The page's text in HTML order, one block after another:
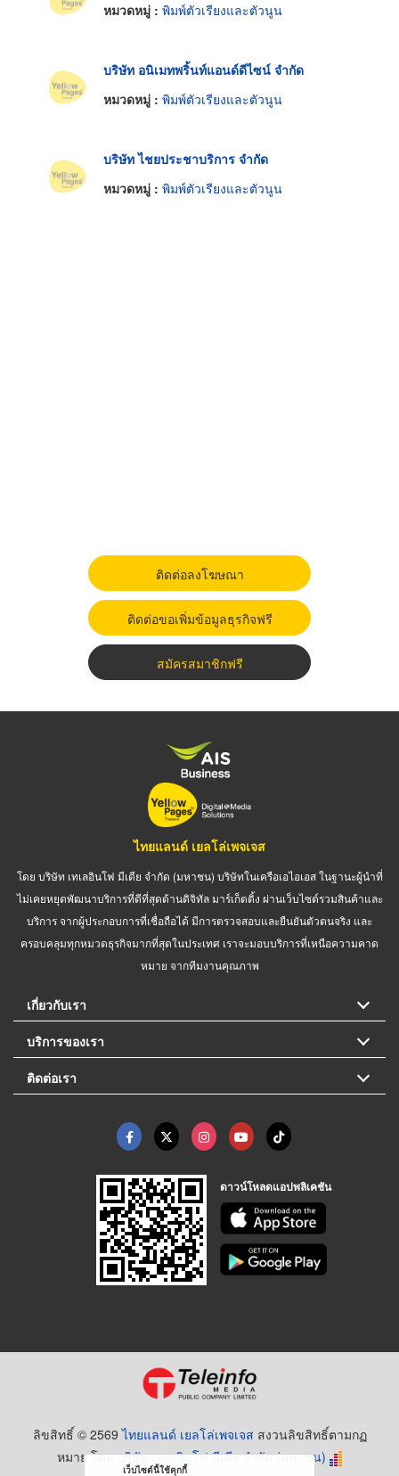
หมวดหมู่ : พิมพ์ตัวเรียงและตัวนูน
บริษัท อนิเมทพริ้นท์แอนด์ดีไซน์ จำกัด
หมวดหมู่ : พิมพ์ตัวเรียงและตัวนูน
บริษัท ไชยประชาบริการ จำกัด
หมวดหมู่ : พิมพ์ตัวเรียงและตัวนูน
ติดต่อลงโฆษณา
ติดต่อขอเพิ่มข้อมูลธุรกิจฟรี
สมัครสมาชิกฟรี
ไทยแลนด์ เยลโล่เพจเจส
โดย บริษัท เทเลอินโฟ มีเดีย จำกัด (มหาชน) บริษัทในเครือเอไอเอส ในฐานะผู้นำที่
ไม่เคยหยุดพัฒนาบริการที่ดีที่สุดด้านดิจิทัล มาร์เก็ตติ้ง ผ่านเว็บไซต์รวมสินค้าและ
บริการ จากผู้ประกอบการที่เชื่อถือได้ มีการตรวจสอบและยืนยันตัวตนจริง และ
ครอบคลุมทุกหมวดธุรกิจมากที่สุดในประเทศ เราจะมอบบริการที่เหนือความคาด
หมาย จากทีมงานคุณภาพ
เกี่ยวกับเรา
บริการของเรา
ติดต่อเรา
ดาวน์โหลดแอปพลิเคชัน
ลิขสิทธิ์ © 2569ไทยแลนด์ เยลโล่เพจเจส สงวนลิขสิทธิ์ตามกฏ
หมาย โดยบริษัท เทเลอินโฟ มีเดีย จำกัด (มหาชน)
เว็บไซต์นี้ใช้คุกกี้